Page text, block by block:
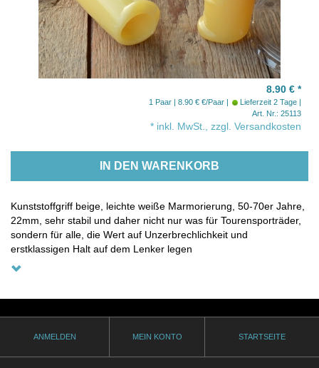
8.90 € *
1 Paar | 8.90 € €/Paar
Lieferzeit 2 Tage
Art. Nr.: 25113
* inkl. MwSt., zzgl. Versandkosten
IN DEN WARENKORB
Kunststoffgriff beige, leichte weiße Marmorierung, 50-70er Jahre,
22mm, sehr stabil und daher nicht nur was für Tourensporträder,
sondern für alle, die Wert auf Unzerbrechlichkeit und
erstklassigen Halt auf dem Lenker legen
ANMELDEN MEIN KONTO STARTSEITE